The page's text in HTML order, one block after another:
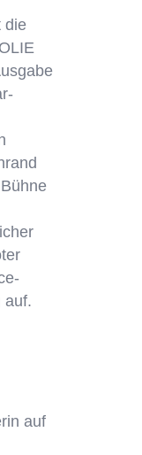
die
auf.
auf